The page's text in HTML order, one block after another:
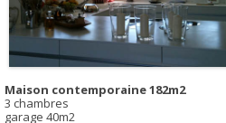
Maison contemporaine 182m2
3 chambres
garage 40m2